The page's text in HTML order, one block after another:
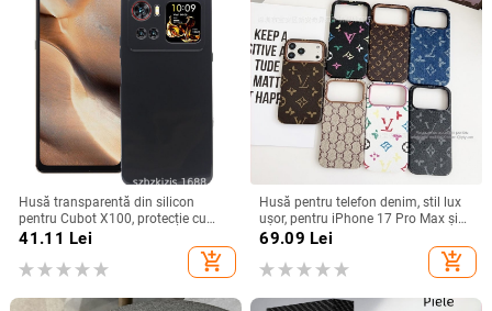
Husă transparentă din silicon
pentru Cubot X100, protecție cu
acoperire totală
41.11 Lei
add_shopping_cart
Husă pentru telefon denim, stil lux
ușor, pentru iPhone 17 Pro Max și
iPhone 16, cu acoperire totală
69.09 Lei
add_shopping_cart